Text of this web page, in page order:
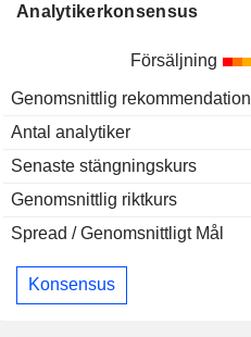
Analytikerkonsensus
Försäljning
Genomsnittlig rekommendation
Antal analytiker
Senaste stängningskurs
Genomsnittlig riktkurs
Spread / Genomsnittligt Mål
Konsensus